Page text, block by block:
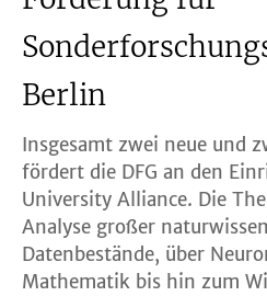
Berlin
Insgesamt zwei neue und
fördert die DFG an den
University Alliance. Die
Analyse großer
Datenbestände, über
Mathematik bis hin zum